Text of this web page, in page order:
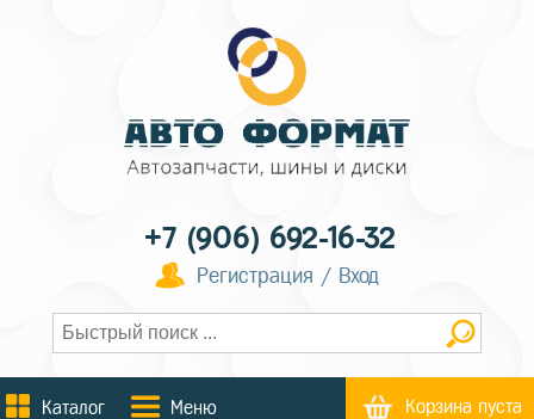
+7 (906) 692-16-32
Регистрация / Вход
Каталог Меню Корзина пуста